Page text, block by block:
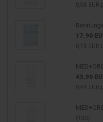
0,08 EUR
17,90
0,18 EUR
43,90
0,44 EUR
(100)